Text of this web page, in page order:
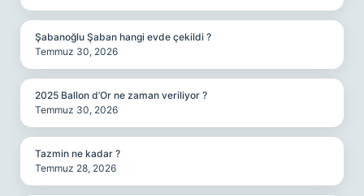
Şabanoğlu Şaban hangi evde çekildi ?
Temmuz 30, 2026
2025 Ballon d’Or ne zaman veriliyor ?
Temmuz 30, 2026
Tazmin ne kadar ?
Temmuz 28, 2026